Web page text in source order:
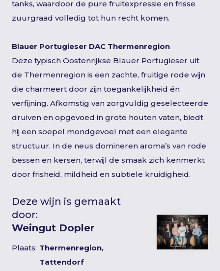
tanks, waardoor de pure fruitexpressie en frisse
zuurgraad volledig tot hun recht komen.
Blauer Portugieser DAC Thermenregion
Deze typisch Oostenrijkse Blauer Portugieser uit
de Thermenregion is een zachte, fruitige rode wijn
die charmeert door zijn toegankelijkheid én
verfijning. Afkomstig van zorgvuldig geselecteerde
druiven en opgevoed in grote houten vaten, biedt
hij een soepel mondgevoel met een elegante
structuur. In de neus domineren aroma’s van rode
bessen en kersen, terwijl de smaak zich kenmerkt
door frisheid, mildheid en subtiele kruidigheid.
Deze wijn is gemaakt
door:
Weingut Dopler
Plaats: Thermenregion,
Tattendorf